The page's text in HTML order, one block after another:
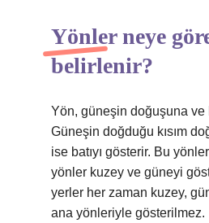
Yönler neye
belirlenir?
Yön, güneşin doğuşuna ve
Güneşin doğduğu kısım
ise batıyı gösterir. Bu
yönler kuzey ve güneyi
yerler her zaman kuzey,
ana yönleriyle gösterilmez.